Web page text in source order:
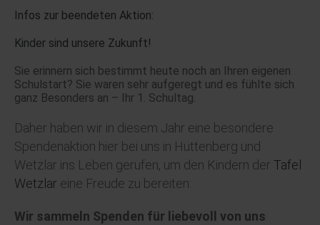
Infos zur beendeten Aktion:
Kinder sind unsere Zukunft!
Sie erinnern sich bestimmt heute noch an Ihren eigenen
Schulstart? Sie waren sehr aufgeregt und es fühlte sich
ganz Besonders an – Ihr 1. Schultag.
Daher haben wir in diesem Jahr eine besondere
Spendenaktion hier bei uns in Hüttenberg und
Wetzlar ins Leben gerufen, um den Kindern der Tafel
Wetzlar eine Freude zu bereiten:
Wir sammeln Spenden für liebevoll von uns